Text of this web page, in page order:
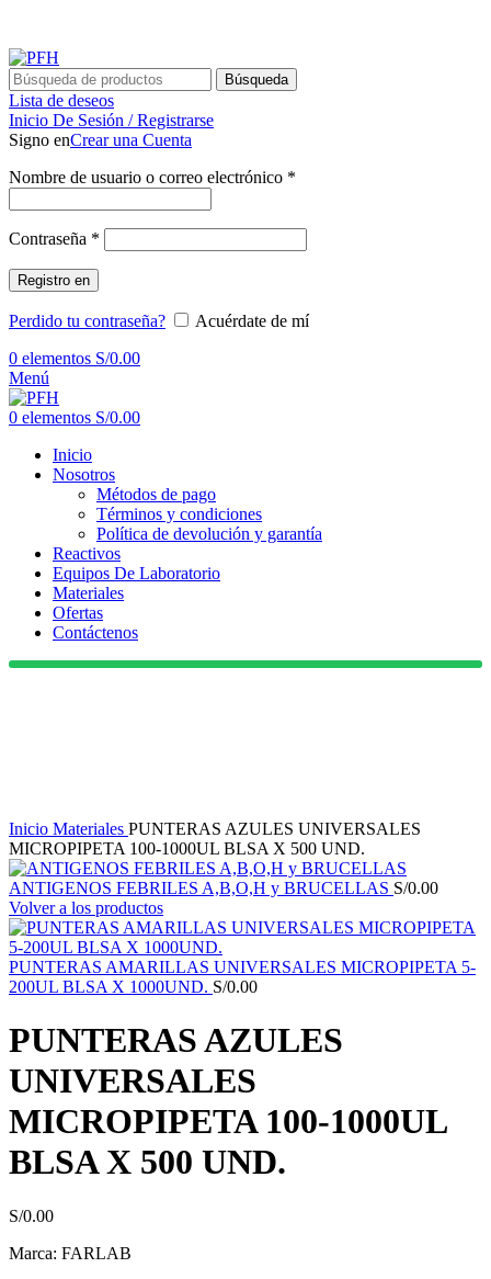
Búsqueda
Lista de deseos
Inicio De Sesión / Registrarse
Signo enCrear una Cuenta
Nombre de usuario o correo electrónico *
Contraseña *
Registro en
Perdido tu contraseña?
Acuérdate de mí
0 elementos S/0.00
Menú
0 elementos S/0.00
Inicio
Nosotros
Métodos de pago
Términos y condiciones
Política de devolución y garantía
Reactivos
Equipos De Laboratorio
Materiales
Ofertas
Contáctenos
Inicio Materiales PUNTERAS AZULES UNIVERSALES
MICROPIPETA 100-1000UL BLSA X 500 UND.
ANTIGENOS FEBRILES A,B,O,H y BRUCELLAS S/0.00
Volver a los productos
PUNTERAS AMARILLAS UNIVERSALES MICROPIPETA 5-
200UL BLSA X 1000UND. S/0.00
PUNTERAS AZULES
UNIVERSALES
MICROPIPETA 100-1000UL
BLSA X 500 UND.
S/0.00
Marca: FARLAB